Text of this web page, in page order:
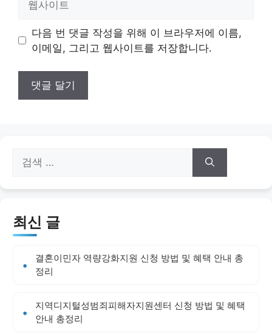
트
다음 번 댓글 작성을 위해 이 브라우저에 이름,
이메일, 그리고 웹사이트를 저장합니다.
색:
최신 글
결혼이민자 역량강화지원 신청 방법 및 혜택 안내 총
정리
지역디지털성범죄피해자지원센터 신청 방법 및 혜택
안내 총정리